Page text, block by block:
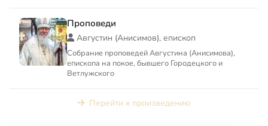
Проповеди
Августин (Анисимов), епископ
Собрание проповедей Августина (Анисимова),
епископа на покое, бывшего Городецкого и
Ветлужского
Перейти к произведению